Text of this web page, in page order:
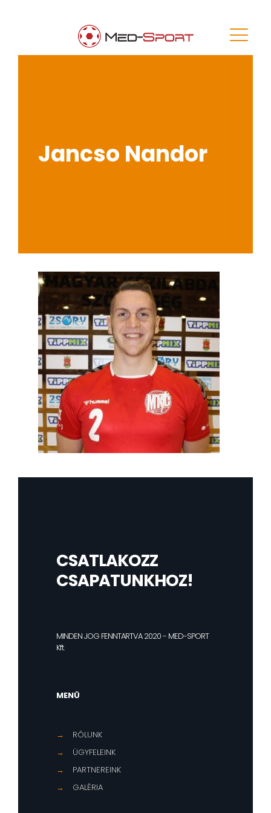
Jancso Nandor
CSATLAKOZZ
CSAPATUNKHOZ!
MINDEN JOG FENNTARTVA 2020 - MED-SPORT
Kft.
MENÜ
→
RÓLUNK
→
ÜGYFELEINK
→
PARTNEREINK
→
GALÉRIA